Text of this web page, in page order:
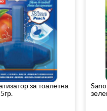
за тоалетна